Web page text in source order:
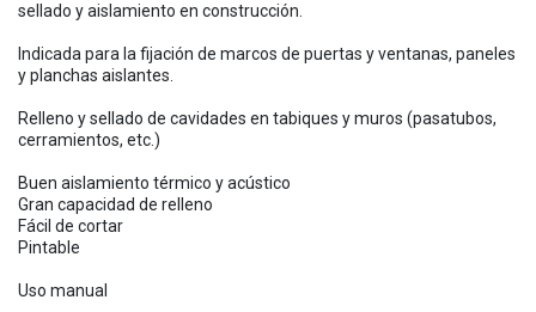
sellado y aislamiento en construcción.
Indicada para la fijación de marcos de puertas y ventanas, paneles
y planchas aislantes.
Relleno y sellado de cavidades en tabiques y muros (pasatubos,
cerramientos, etc.)
Buen aislamiento térmico y acústico
Gran capacidad de relleno
Fácil de cortar
Pintable
Uso manual